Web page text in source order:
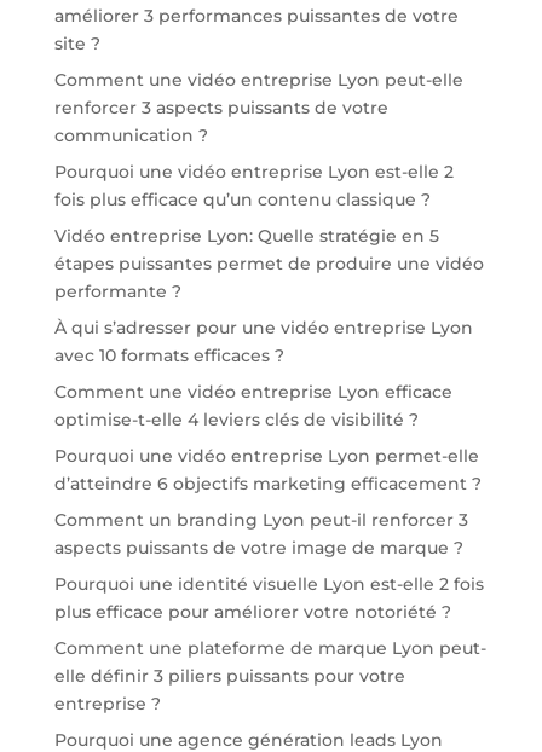
améliorer 3 performances puissantes de votre
site ?
Comment une vidéo entreprise Lyon peut-elle
renforcer 3 aspects puissants de votre
communication ?
Pourquoi une vidéo entreprise Lyon est-elle 2
fois plus efficace qu’un contenu classique ?
Vidéo entreprise Lyon: Quelle stratégie en 5
étapes puissantes permet de produire une vidéo
performante ?
À qui s’adresser pour une vidéo entreprise Lyon
avec 10 formats efficaces ?
Comment une vidéo entreprise Lyon efficace
optimise-t-elle 4 leviers clés de visibilité ?
Pourquoi une vidéo entreprise Lyon permet-elle
d’atteindre 6 objectifs marketing efficacement ?
Comment un branding Lyon peut-il renforcer 3
aspects puissants de votre image de marque ?
Pourquoi une identité visuelle Lyon est-elle 2 fois
plus efficace pour améliorer votre notoriété ?
Comment une plateforme de marque Lyon peut-
elle définir 3 piliers puissants pour votre
entreprise ?
Pourquoi une agence génération leads Lyon